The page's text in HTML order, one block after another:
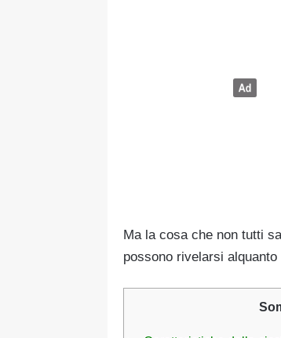
Ma la cosa che non tutti
possono rivelarsi